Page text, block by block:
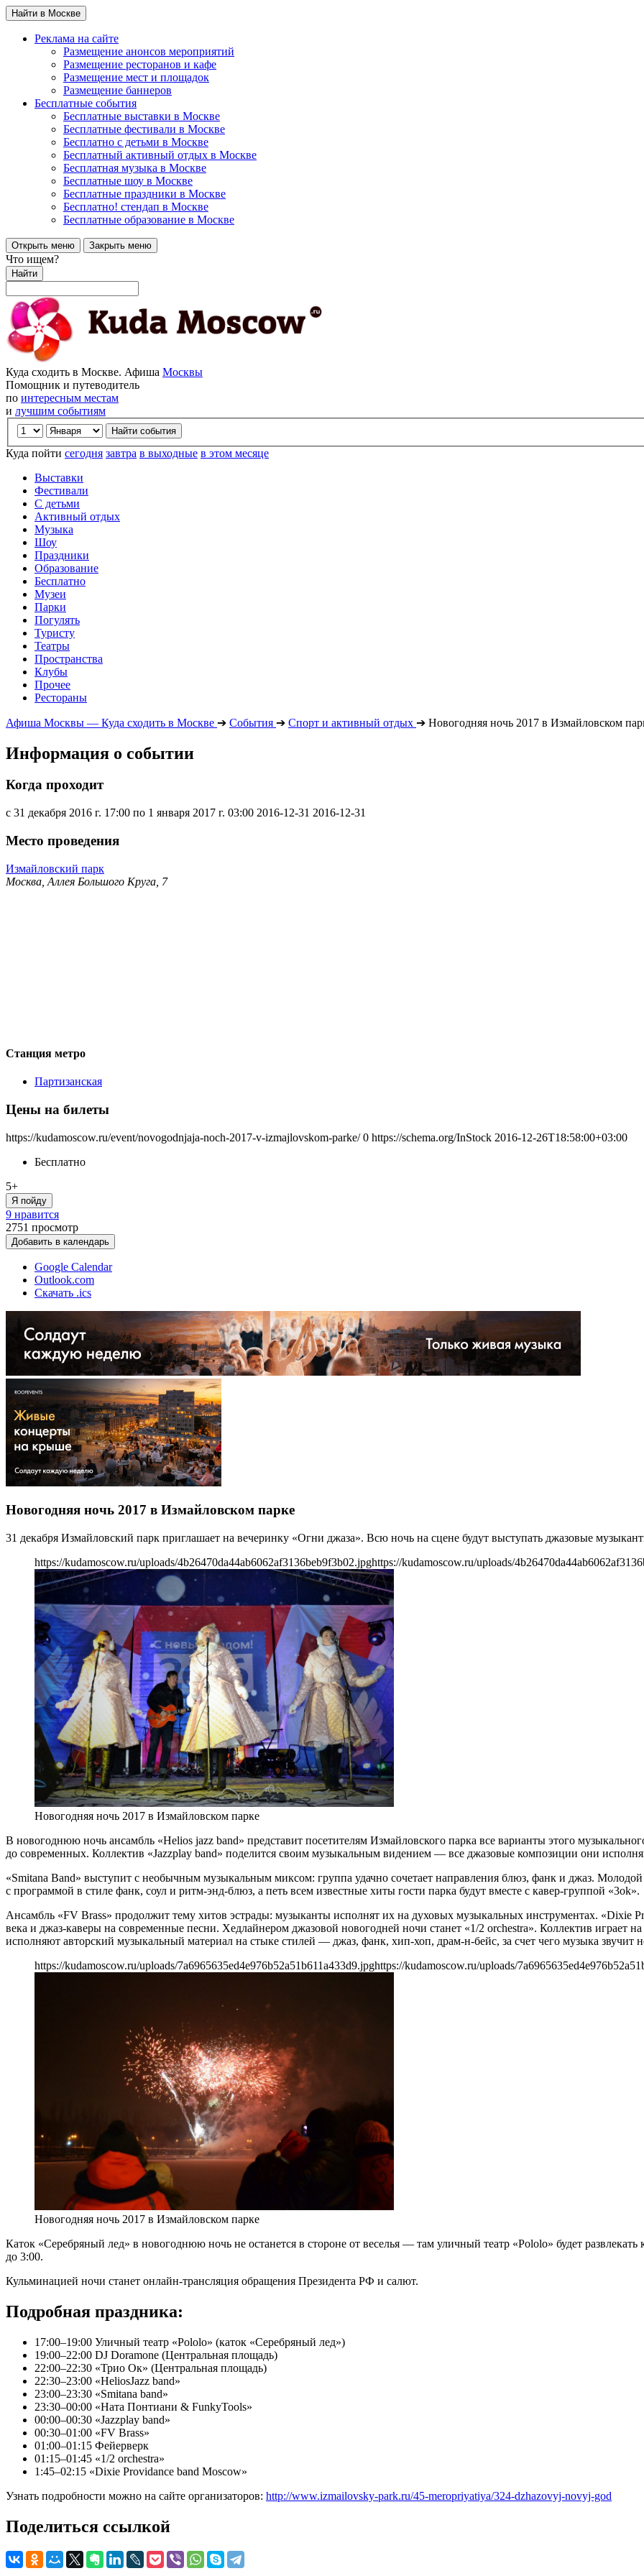
Найти в Москве
Реклама на сайте
Размещение анонсов мероприятий
Размещение ресторанов и кафе
Размещение мест и площадок
Размещение баннеров
Бесплатные события
Бесплатные выставки в Москве
Бесплатные фестивали в Москве
Бесплатно с детьми в Москве
Бесплатный активный отдых в Москве
Бесплатная музыка в Москве
Бесплатные шоу в Москве
Бесплатные праздники в Москве
Бесплатно! стендап в Москве
Бесплатные образование в Москве
Открыть меню Закрыть меню
Что ищем?
Найти
Куда сходить в Москве. Афиша Москвы
Помощник и путеводитель
по интересным местам
и лучшим событиям
Куда пойти сегодня завтра в выходные в этом месяце
Выставки
Фестивали
С детьми
Активный отдых
Музыка
Шоу
Праздники
Образование
Бесплатно
Музеи
Парки
Погулять
Туристу
Театры
Пространства
Клубы
Прочее
Рестораны
Афиша Москвы — Куда сходить в Москве ➔ События ➔ Спорт и активный отдых ➔ Новогодняя ночь 2017 в Измайловском
Информация о событии
Когда проходит
с 31 декабря 2016 г. 17:00 по 1 января 2017 г. 03:00 2016-12-31 2016-12-31
Место проведения
Измайловский парк
Москва, Аллея Большого Круга, 7
Станция метро
Партизанская
Цены на билеты
https://kudamoscow.ru/event/novogodnjaja-noch-2017-v-izmajlovskom-parke/ 0 https://schema.org/InStock 2016-12-26T18:58:00+03:00
Бесплатно
5+
Я пойду
9 нравится
2751 просмотр
Добавить в календарь
Google Calendar
Outlook.com
Скачать .ics
Новогодняя ночь 2017 в Измайловском парке
31 декабря Измайловский парк приглашает на вечеринку «Огни джаза». Всю ночь на сцене будут выступать джазовые
https://kudamoscow.ru/uploads/4b26470da44ab6062af3136beb9f3b02.jpghttps://kudamoscow.ru/uploads/
Новогодняя ночь 2017 в Измайловском парке
В новогоднюю ночь ансамбль «Helios jazz band» представит посетителям Измайловского парка все варианты этого
до современных. Коллектив «Jazzplay band» поделится своим музыкальным видением — все джазовые композиции они
«Smitana Band» выступит с необычным музыкальным миксом: группа удачно сочетает направления блюз, фанк и джаз.
с программой в стиле фанк, соул и ритм-энд-блюз, а петь всем известные хиты гости парка будут вместе с кавер-группой «3ok».
Ансамбль «FV Brass» продолжит тему хитов эстрады: музыканты исполнят их на духовых музыкальных инструментах. «Dixie
века и джаз-каверы на современные песни. Хедлайнером джазовой новогодней ночи станет «1/2 orchestra». Коллектив
исполняют авторский музыкальный материал на стыке стилей — джаз, фанк, хип-хоп, драм-н-бейс, за счет чего музыка звучит
https://kudamoscow.ru/uploads/7a6965635ed4e976b52a51b611a433d9.jpghttps://kudamoscow.ru/uploads/
Новогодняя ночь 2017 в Измайловском парке
Каток «Серебряный лед» в новогоднюю ночь не останется в стороне от веселья — там уличный театр «Pololo» будет
до 3:00.
Кульминацией ночи станет онлайн-трансляция обращения Президента РФ и салют.
Подробная праздника:
17:00–19:00 Уличный театр «Pololo» (каток «Серебряный лед»)
19:00–22:00 DJ Doramone (Центральная площадь)
22:00–22:30 «Трио Ок» (Центральная площадь)
22:30–23:00 «HeliosJazz band»
23:00–23:30 «Smitana band»
23:30–00:00 «Ната Понтиани & FunkyTools»
00:00–00:30 «Jazzplay band»
00:30–01:00 «FV Brass»
01:00–01:15 Фейерверк
01:15–01:45 «1/2 orchestra»
1:45–02:15 «Dixie Providance band Moscow»
Узнать подробности можно на сайте организаторов: http://www.izmailovsky-park.ru/45-meropriyatiya/324-dzhazovyj-novyj-god
Поделиться ссылкой